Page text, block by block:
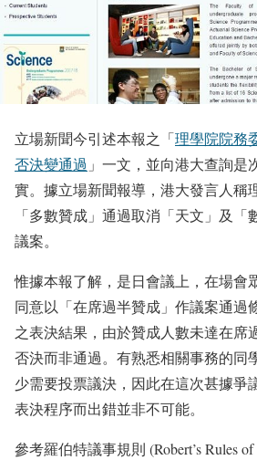
立場新聞今引述本報之「理學院院務
否決變通過 」一文，並向港大查詢是
實。據立場新聞報導，港大發言人稱
「多數贊成」通過取消「天文」及「
議案。
惟據本報了解，是日會議上，在場會
同意以「在席過半贊成」作議案通過
之表決結果，由於贊成人數未達在席
否決而非通過。有熟悉相關事務的同
少需要投票議決，因此在這次甚據爭
表決程序而出錯並非不可能。
參考羅伯特議事規則 (Robert’s Rules